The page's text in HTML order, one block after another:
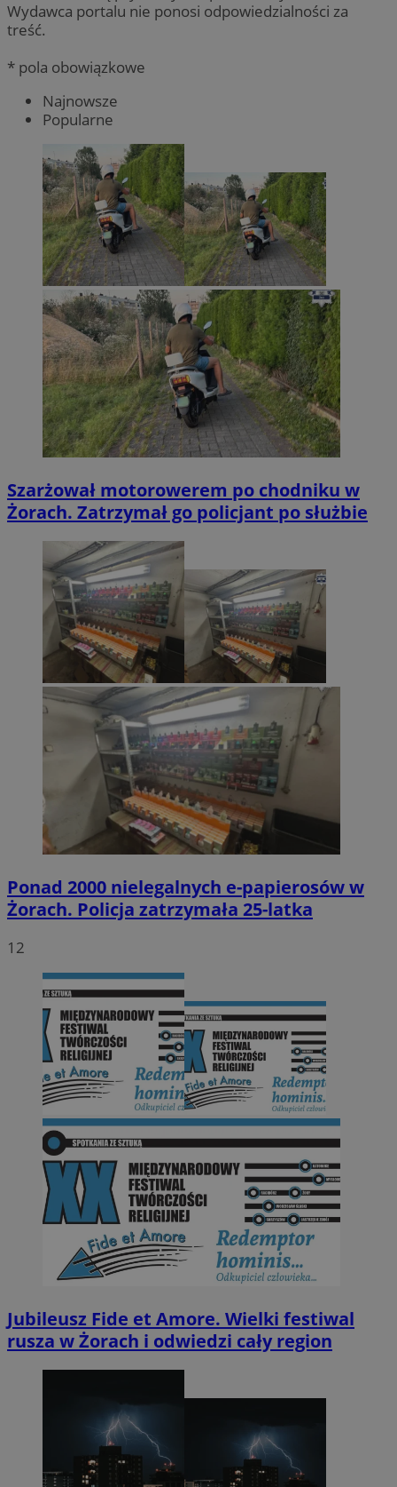
Wydawca portalu nie ponosi odpowiedzialności za
treść.
* pola obowiązkowe
Najnowsze
Popularne
Szarżował motorowerem po chodniku w
Żorach. Zatrzymał go policjant po służbie
Ponad 2000 nielegalnych e-papierosów w
Żorach. Policja zatrzymała 25-latka
12
Jubileusz Fide et Amore. Wielki festiwal
rusza w Żorach i odwiedzi cały region